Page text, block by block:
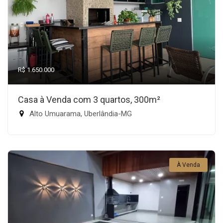
R$ 1.650.000
Casa à Venda com 3 quartos, 300m²
Alto Umuarama, Uberlândia-MG
À Venda